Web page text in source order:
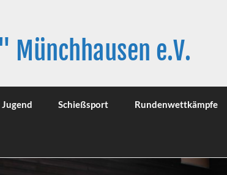
Münchhausen e.V.
Jugend Schießsport Rundenwettkämpfe